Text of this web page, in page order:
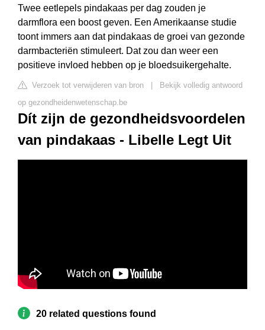
Twee eetlepels pindakaas per dag zouden je
darmflora een boost geven. Een Amerikaanse studie
toont immers aan dat pindakaas de groei van gezonde
darmbacteriën stimuleert. Dat zou dan weer een
positieve invloed hebben op je bloedsuikergehalte.
Verzoek tot verwijderen van bron
Bekijk volledig antwoord
op gezondheidenwetenschap.be
Dít zijn de gezondheidsvoordelen
van pindakaas - Libelle Legt Uit
20 related questions found